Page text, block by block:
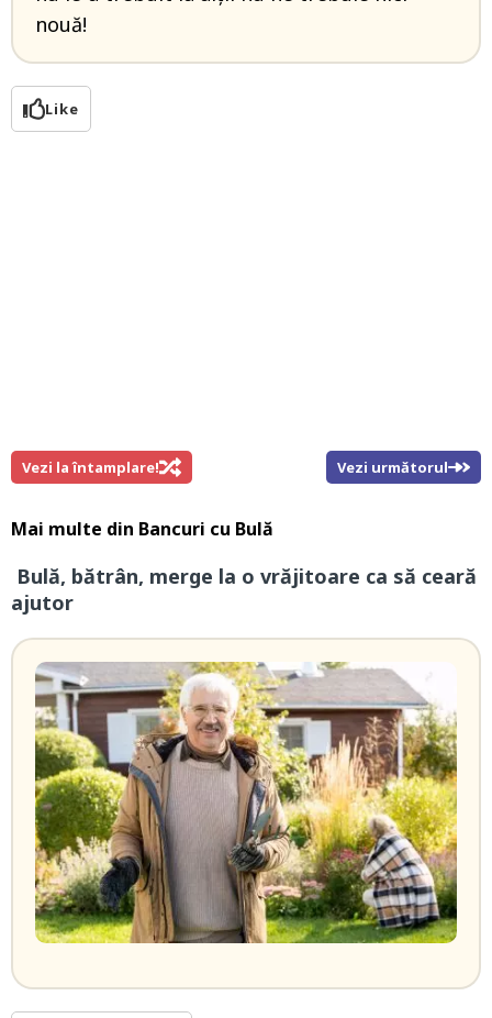
nouă!
Like
Vezi la întamplare! Vezi următorul
Mai multe din Bancuri cu Bulă
Bulă, bătrân, merge la o vrăjitoare ca să ceară
ajutor